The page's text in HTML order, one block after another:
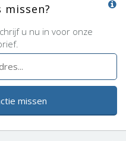
u nu in voor onze
missen